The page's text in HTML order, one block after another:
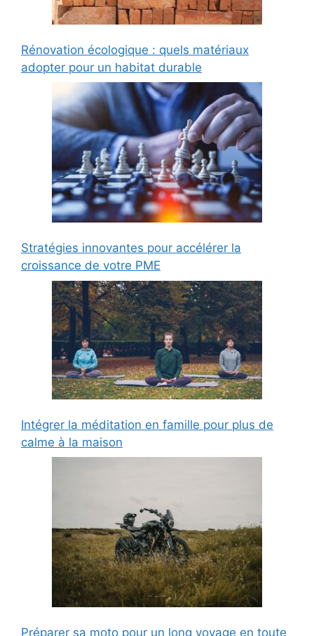
Rénovation écologique : quels matériaux
adopter pour un habitat durable
Stratégies innovantes pour accélérer la
croissance de votre PME
Intégrer la méditation en famille pour plus de
calme à la maison
Préparer sa moto pour un long voyage en toute